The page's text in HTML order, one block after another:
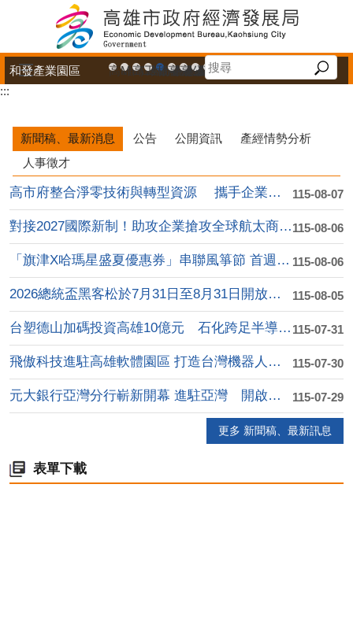
跳到主要內容區塊
高雄市政府中小企業升級輔導網站
MEGABAY大港創艦
高雄金融科技創新園區
工廠登記線上申辦系統
和發產業園區
高雄工業資訊平台
高雄本洲產業園區服務中心
公司、商業登記主題網
高雄市友善商家
高雄市政府經濟發展局-
工業管線防災教育資
高雄市綠能管理資
高雄市綠能管理
高雄淨零商轉
高雄招商網
高雄會展網
專刊『
雄心
「我
和發產業園區
:::
新聞稿、最新消息 公告 公開資訊
產經情勢分析
人事徵才
115-08-07
高市府整合淨零技術與轉型資源 攜手企業加速低碳轉....
115-08-06
對接2027國際新制！助攻企業搶攻全球航太商機 ....
115-08-06
「旗津X哈瑪星盛夏優惠券」串聯風箏節 首週吸引逾....
115-08-05
2026總統盃黑客松於7月31日至8月31日開放徵....
115-07-31
台塑德山加碼投資高雄10億元 石化跨足半導體高值化....
115-07-30
飛傲科技進駐高雄軟體園區 打造台灣機器人產業自動化....
115-07-29
元大銀行亞灣分行嶄新開幕 進駐亞灣 開啟高資產金融....
更多 新聞稿、最新訊息
表單下載